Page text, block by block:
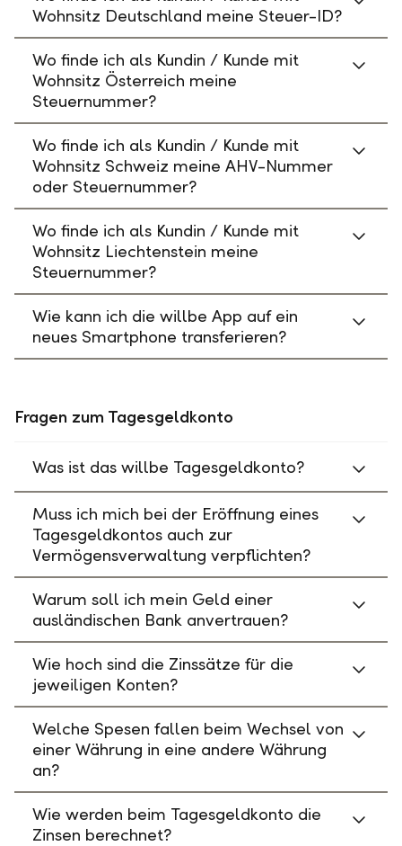
Wohnsitz Deutschland meine Steuer-ID?
Wo finde ich als Kundin / Kunde mit
Wohnsitz Österreich meine
Steuernummer?
Wo finde ich als Kundin / Kunde mit
Wohnsitz Schweiz meine AHV-Nummer
oder Steuernummer?
Wo finde ich als Kundin / Kunde mit
Wohnsitz Liechtenstein meine
Steuernummer?
Wie kann ich die willbe App auf ein
neues Smartphone transferieren?
Fragen zum Tagesgeldkonto
Was ist das willbe Tagesgeldkonto?
Muss ich mich bei der Eröffnung eines
Tagesgeldkontos auch zur
Vermögensverwaltung verpflichten?
Warum soll ich mein Geld einer
ausländischen Bank anvertrauen?
Wie hoch sind die Zinssätze für die
jeweiligen Konten?
Welche Spesen fallen beim Wechsel von
einer Währung in eine andere Währung
an?
Wie werden beim Tagesgeldkonto die
Zinsen berechnet?